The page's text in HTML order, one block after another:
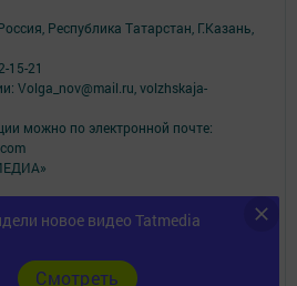
новое видео Tatmedia
Cмотреть
Республика Татарстан, Г.Казань,
15-21
Volga_nov@mail.ru, volzhskaja-
можно по электронной почте:
«cookie»для персонализации сервисов и
отменить в настройках браузера.